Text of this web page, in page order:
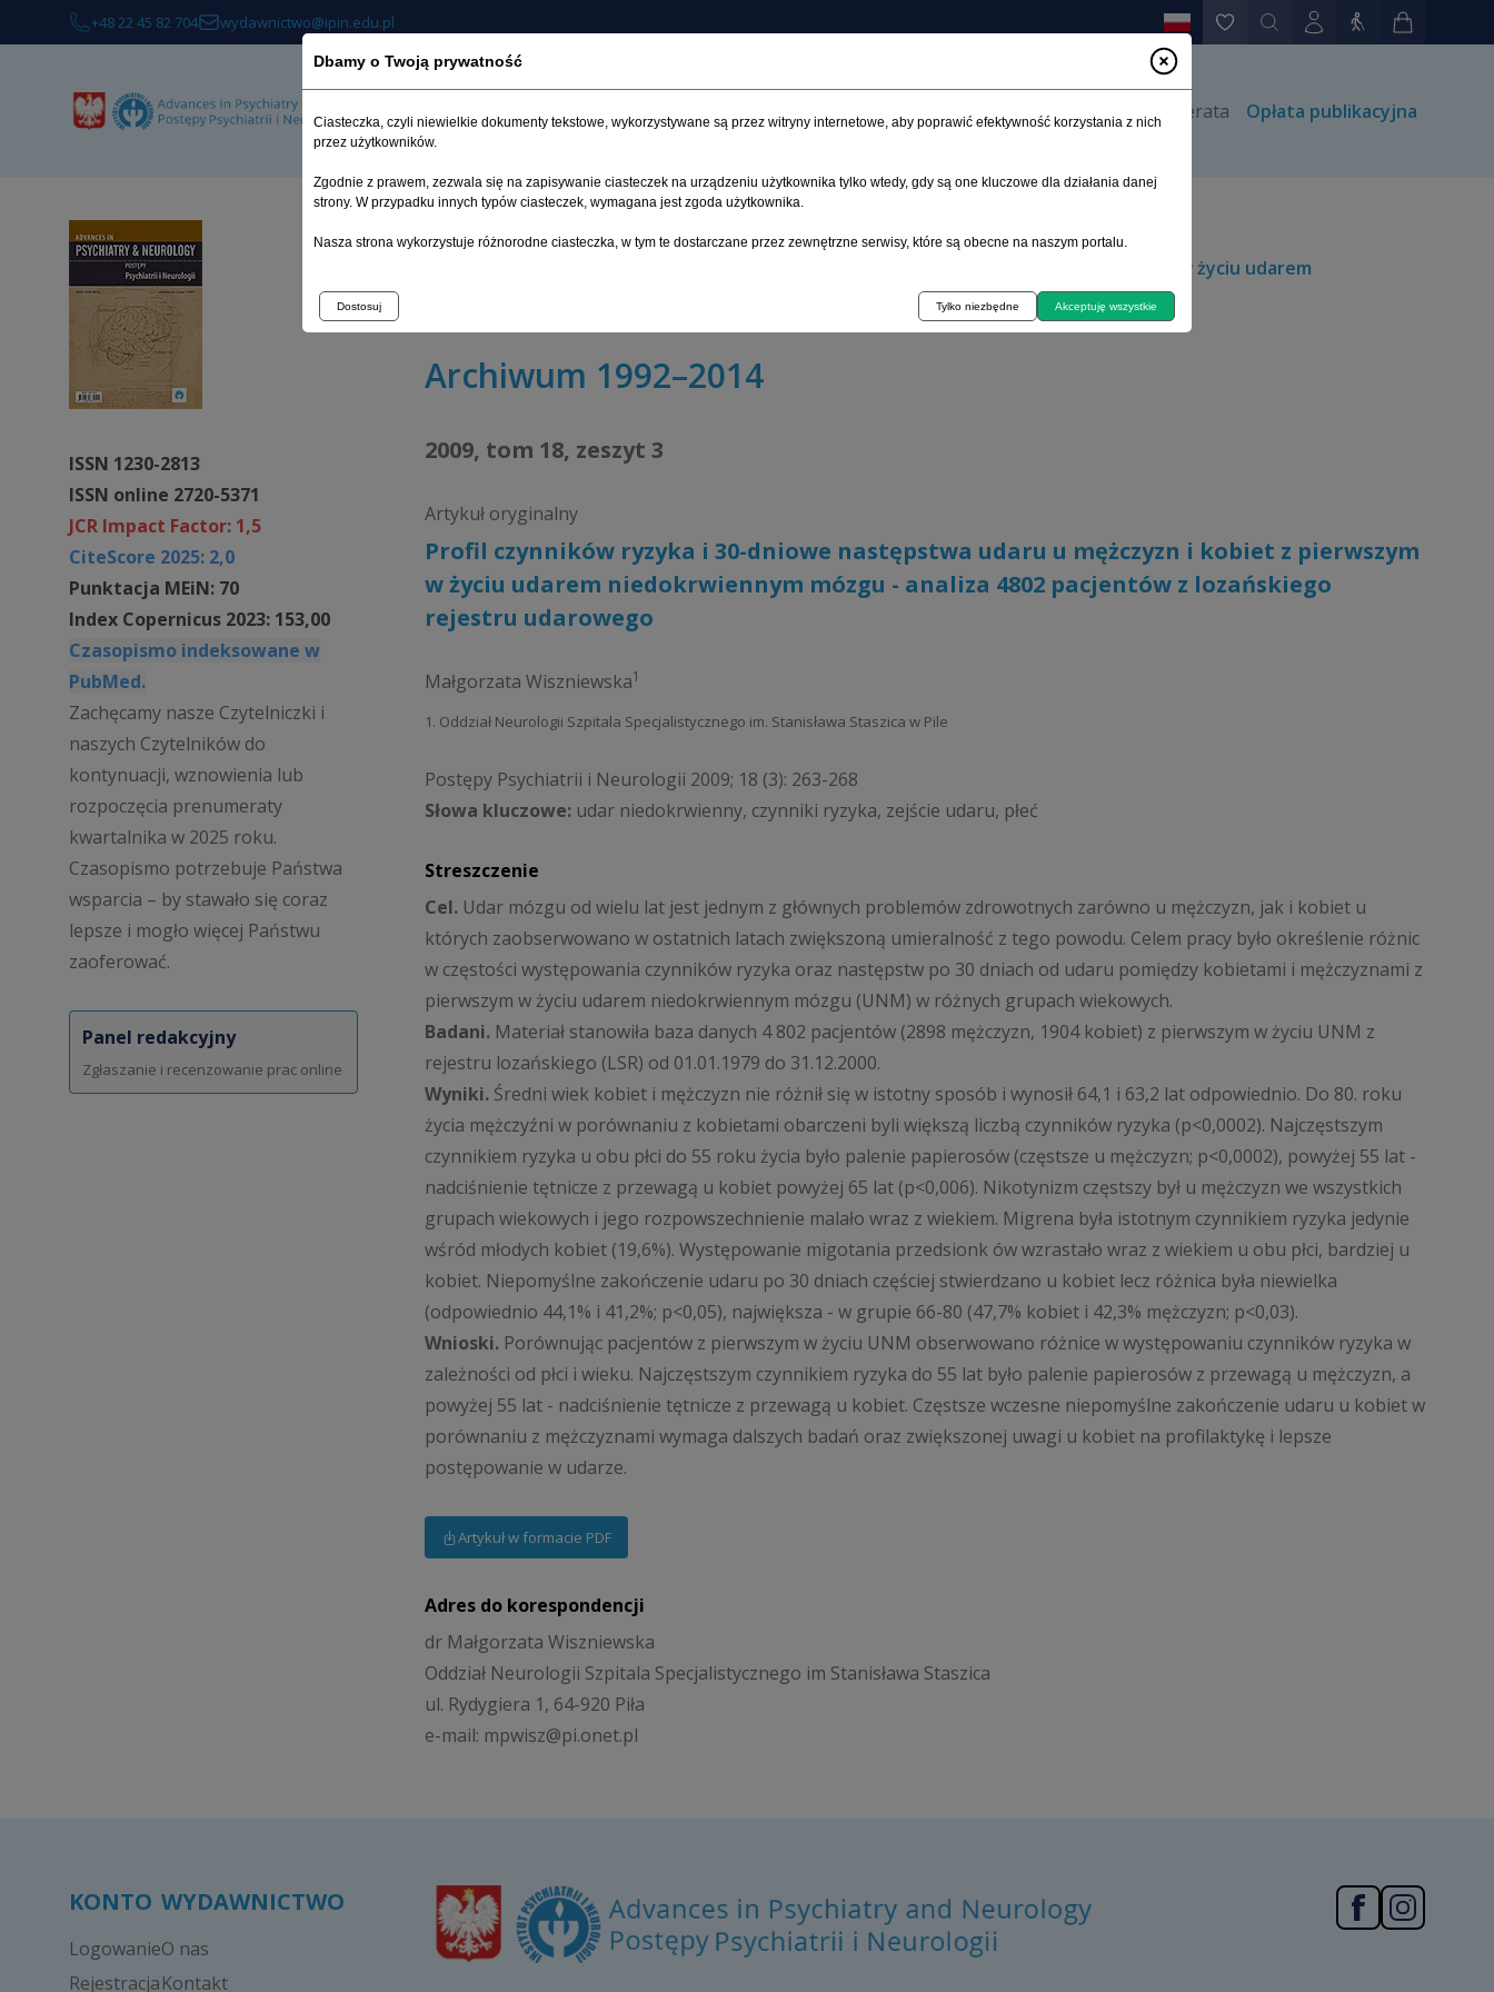
+48 22 45 82 704 wydawnictwo@ipin.edu.pl
O czasopiśmie Archiwum Etyka Instrukcja dla autorów Kontakt Prenumerata Opłata publikacyjna
ISSN 1230-2813
ISSN online 2720-5371
JCR Impact Factor: 1,5
CiteScore 2025: 2,0
Punktacja MEiN: 70
Index Copernicus 2023: 153,00
Czasopismo indeksowane w
PubMed.
Zachęcamy nasze Czytelniczki i
naszych Czytelników do
kontynuacji, wznowienia lub
rozpoczęcia prenumeraty
kwartalnika w 2025 roku.
Czasopismo potrzebuje Państwa
wsparcia – by stawało się coraz
lepsze i mogło więcej Państwu
zaoferować.
Panel redakcyjny
Zgłaszanie i recenzowanie prac online
Strona główna >Archiwum>zeszyt 3>
Profil czynników ryzyka i 30-dniowe następstwa udaru u mężczyzn i kobiet z pierwszym w życiu udarem
niedokrwiennym mózgu - analiza 4802 pacjentów z lozańskiego rejestru udarowego
Archiwum 1992–2014
2009, tom 18, zeszyt 3
Artykuł oryginalny
Profil czynników ryzyka i 30-dniowe następstwa udaru u mężczyzn i kobiet z pierwszym
w życiu udarem niedokrwiennym mózgu - analiza 4802 pacjentów z lozańskiego
rejestru udarowego
Małgorzata Wiszniewska1
1. Oddział Neurologii Szpitala Specjalistycznego im. Stanisława Staszica w Pile
Postępy Psychiatrii i Neurologii 2009; 18 (3): 263-268
Słowa kluczowe: udar niedokrwienny, czynniki ryzyka, zejście udaru, płeć
Streszczenie
Cel. Udar mózgu od wielu lat jest jednym z głównych problemów zdrowotnych zarówno u mężczyzn, jak i kobiet u
których zaobserwowano w ostatnich latach zwiększoną umieralność z tego powodu. Celem pracy było określenie różnic
w częstości występowania czynników ryzyka oraz następstw po 30 dniach od udaru pomiędzy kobietami i mężczyznami z
pierwszym w życiu udarem niedokrwiennym mózgu (UNM) w różnych grupach wiekowych.
Badani. Materiał stanowiła baza danych 4 802 pacjentów (2898 mężczyzn, 1904 kobiet) z pierwszym w życiu UNM z
rejestru lozańskiego (LSR) od 01.01.1979 do 31.12.2000.
Wyniki. Średni wiek kobiet i mężczyzn nie różnił się w istotny sposób i wynosił 64,1 i 63,2 lat odpowiednio. Do 80. roku
życia mężczyźni w porównaniu z kobietami obarczeni byli większą liczbą czynników ryzyka (p<0,0002). Najczęstszym
czynnikiem ryzyka u obu płci do 55 roku życia było palenie papierosów (częstsze u mężczyzn; p<0,0002), powyżej 55 lat -
nadciśnienie tętnicze z przewagą u kobiet powyżej 65 lat (p<0,006). Nikotynizm częstszy był u mężczyzn we wszystkich
grupach wiekowych i jego rozpowszechnienie malało wraz z wiekiem. Migrena była istotnym czynnikiem ryzyka jedynie
wśród młodych kobiet (19,6%). Występowanie migotania przedsionk ów wzrastało wraz z wiekiem u obu płci, bardziej u
kobiet. Niepomyślne zakończenie udaru po 30 dniach częściej stwierdzano u kobiet lecz różnica była niewielka
(odpowiednio 44,1% i 41,2%; p<0,05), największa - w grupie 66-80 (47,7% kobiet i 42,3% mężczyzn; p<0,03).
Wnioski. Porównując pacjentów z pierwszym w życiu UNM obserwowano różnice w występowaniu czynników ryzyka w
zależności od płci i wieku. Najczęstszym czynnikiem ryzyka do 55 lat było palenie papierosów z przewagą u mężczyzn, a
powyżej 55 lat - nadciśnienie tętnicze z przewagą u kobiet. Częstsze wczesne niepomyślne zakończenie udaru u kobiet w
porównaniu z mężczyznami wymaga dalszych badań oraz zwiększonej uwagi u kobiet na profilaktykę i lepsze
postępowanie w udarze.
Artykuł w formacie PDF
Adres do korespondencji
dr Małgorzata Wiszniewska
Oddział Neurologii Szpitala Specjalistycznego im Stanisława Staszica
ul. Rydygiera 1, 64-920 Piła
e-mail: mpwisz@pi.onet.pl
KONTO
Logowanie
Rejestracja
WYDAWNICTWO
O nas
Kontakt
Dbamy o Twoją prywatność
Ciasteczka, czyli niewielkie dokumenty tekstowe, wykorzystywane są przez witryny internetowe, aby poprawić efektywność korzystania z nich
przez użytkowników.
Zgodnie z prawem, zezwala się na zapisywanie ciasteczek na urządzeniu użytkownika tylko wtedy, gdy są one kluczowe dla działania danej
strony. W przypadku innych typów ciasteczek, wymagana jest zgoda użytkownika.
Nasza strona wykorzystuje różnorodne ciasteczka, w tym te dostarczane przez zewnętrzne serwisy, które są obecne na naszym portalu.
Dostosuj Tylko niezbędne Akceptuję wszystkie